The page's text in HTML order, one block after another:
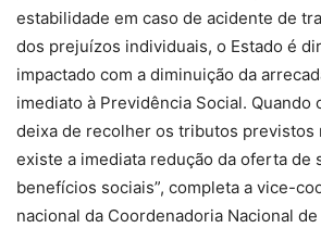
estabilidade em caso de acidente de
dos prejuízos individuais, o Estado é
impactado com a diminuição da
imediato à Previdência Social. Quando
deixa de recolher os tributos previstos
existe a imediata redução da oferta de
benefícios sociais”, completa a vice-
nacional da Coordenadoria Nacional